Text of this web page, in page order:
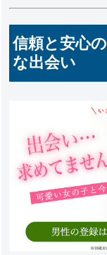
信頼と安心
な出会い